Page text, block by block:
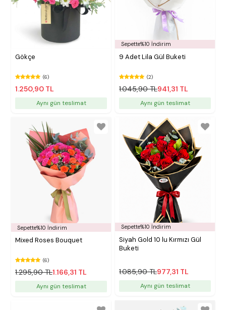
Gökçe
(6)
1.250,90 TL
Aynı gün teslimat
Sepette%10 İndirim
9 Adet Lila Gül Buketi
(2)
1.045,90 TL941,31 TL
Aynı gün teslimat
Sepette%10 İndirim
Mixed Roses Bouquet
(6)
1.295,90 TL1.166,31 TL
Aynı gün teslimat
Sepette%10 İndirim
Siyah Gold 10 lu Kırmızı Gül
Buketi
1.085,90 TL977,31 TL
Aynı gün teslimat